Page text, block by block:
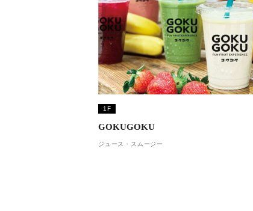
1F
GOKUGOKU
ジュース・スムージー